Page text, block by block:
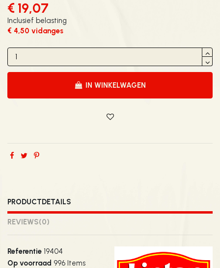
€ 19,07
Inclusief belasting
€ 4,50 vidanges
IN WINKELWAGEN
PRODUCTDETAILS
REVIEWS(0)
Referentie 19404
Op voorraad 996 Items